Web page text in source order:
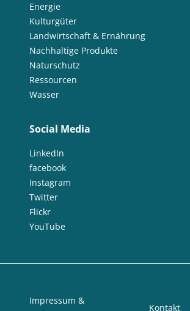
Energie
Kulturgüter
Landwirtschaft & Ernährung
Nachhaltige Produkte
Naturschutz
Ressourcen
Wasser
Social Media
LinkedIn
facebook
Instagram
Twitter
Flickr
YouTube
Impressum &
Kontakt